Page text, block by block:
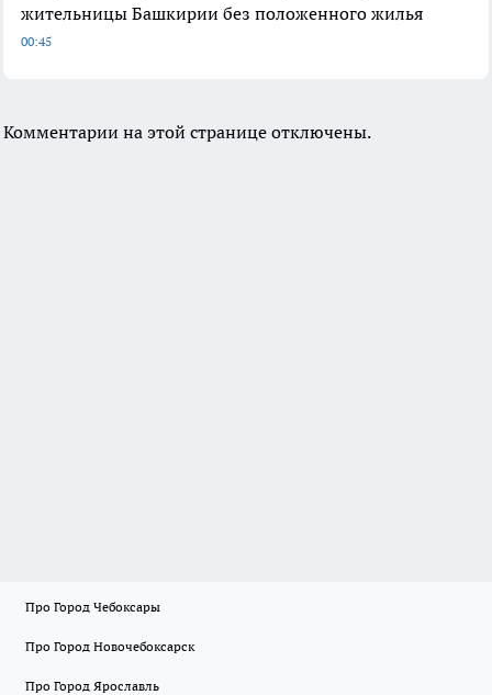
жительницы Башкирии без положенного жилья
00:45
Комментарии на этой странице отключены.
Про Город Чебоксары
Про Город Новочебоксарск
Про Город Ярославль